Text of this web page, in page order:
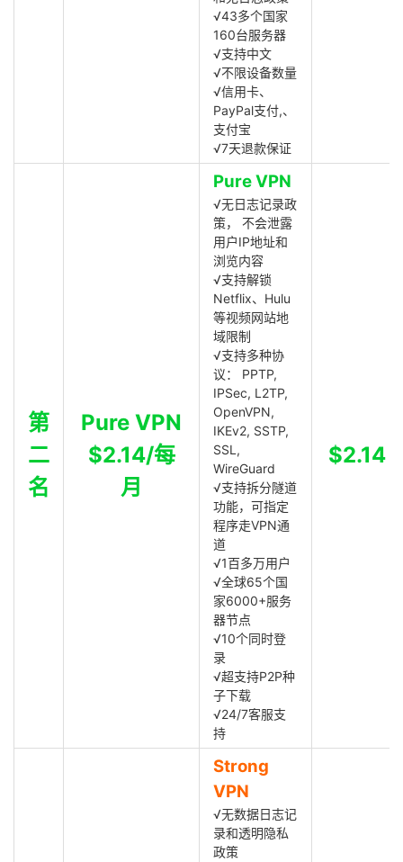
√43多个国家
160台服务器
√支持中文
√不限设备数量
√信用卡、
PayPal支付,、
支付宝
√7天退款保证
第
二
名
Pure VPN
$2.14/每
月
Pure VPN
√无日志记录政
策， 不会泄露
用户IP地址和
浏览内容
√支持解锁
Netflix、Hulu
等视频网站地
域限制
√支持多种协
议： PPTP,
IPSec, L2TP,
OpenVPN,
IKEv2, SSTP,
SSL,
WireGuard
√支持拆分隧道
功能，可指定
程序走VPN通
道
√1百多万用户
√全球65个国
家6000+服务
器节点
√10个同时登
录
√超支持P2P种
子下载
√24/7客服支
持
$2.14
Strong
VPN
√无数据日志记
录和透明隐私
政策